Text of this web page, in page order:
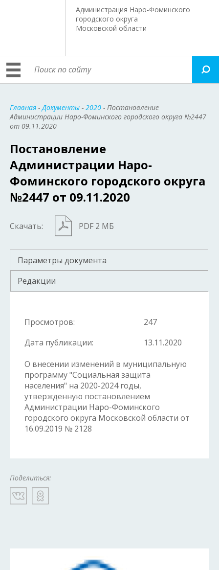
Администрация Наро-Фоминского
городского округа
Московской области
Главная -Документы - 2020 - Постановление
Администрации Наро-Фоминского городского округа №2447
от 09.11.2020
Постановление
Администрации Наро-
Фоминского городского округа
№2447 от 09.11.2020
Скачать: PDF 2 МБ
Параметры документа
Редакции
Просмотров:
247
Дата публикации:
13.11.2020
О внесении изменений в муниципальную
программу "Социальная защита
населения" на 2020-2024 годы,
утвержденную постановлением
Администрации Наро-Фоминского
городского округа Московской области от
16.09.2019 № 2128
Поделиться: